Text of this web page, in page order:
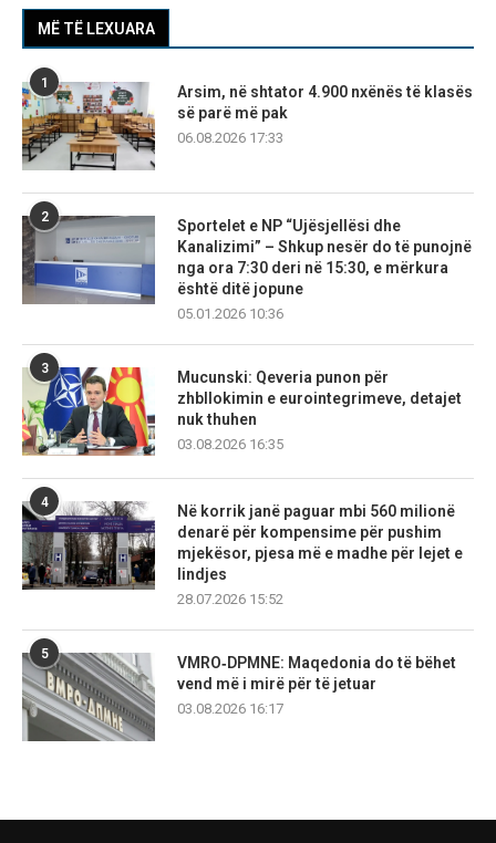
MË TË LEXUARA
1
Arsim, në shtator 4.900 nxënës të klasës
së parë më pak
06.08.2026 17:33
2
Sportelet e NP “Ujësjellësi dhe
Kanalizimi” – Shkup nesër do të punojnë
nga ora 7:30 deri në 15:30, e mërkura
është ditë jopune
05.01.2026 10:36
3
Mucunski: Qeveria punon për
zhbllokimin e eurointegrimeve, detajet
nuk thuhen
03.08.2026 16:35
4
Në korrik janë paguar mbi 560 milionë
denarë për kompensime për pushim
mjekësor, pjesa më e madhe për lejet e
lindjes
28.07.2026 15:52
5
VMRO‑DPMNE: Maqedonia do të bëhet
vend më i mirë për të jetuar
03.08.2026 16:17